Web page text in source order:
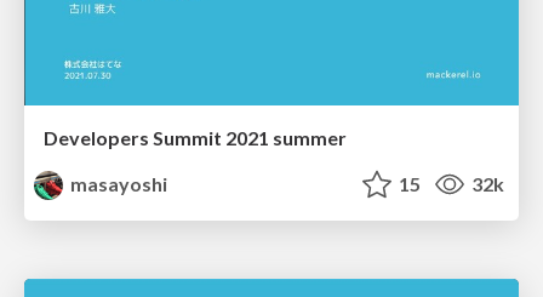
Developers Summit 2021 summer
masayoshi
15 32k